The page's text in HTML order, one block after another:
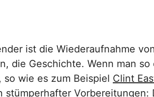
ist die Wiederaufnahme
die Geschichte. Wenn man
wie es zum Beispiel Clint
stümperhafter